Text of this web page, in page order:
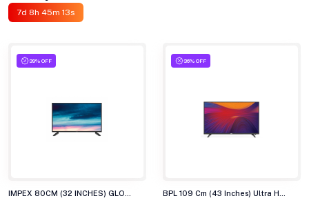
7d 8h 45m 11s
39% OFF 36% OFF